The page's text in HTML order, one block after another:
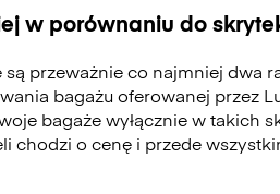
w porównaniu do
przeważnie co najmniej dwa
bagażu oferowanej przez
bagaże wyłącznie w takich
chodzi o cenę i przede